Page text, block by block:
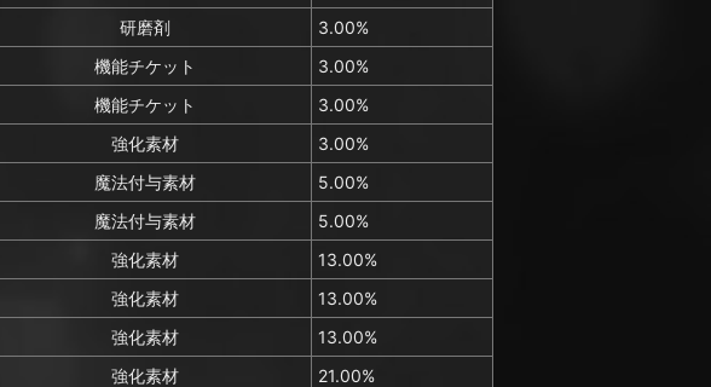
研磨剤
3.00%
機能チケット
3.00%
機能チケット
3.00%
強化素材
3.00%
魔法付与素材
5.00%
魔法付与素材
5.00%
強化素材
13.00%
強化素材
13.00%
強化素材
13.00%
強化素材 21.00%